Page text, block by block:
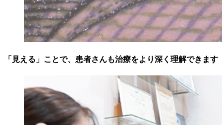
「見える」ことで、患者さんも治療をより深く理解できます